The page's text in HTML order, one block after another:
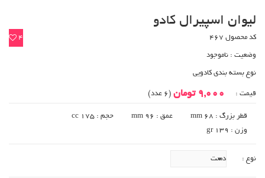
لیوان اسپیرال کادو
4 کد محصول 467
وضعیت : ناموجود
نوع بسته بندی کادویی
قیمت : 9,000 تومان (6 عدد)
قطر بزرگ : 68 mm عمق : 96 mm
حجم : cc 175
وزن : gr 139
نوع :